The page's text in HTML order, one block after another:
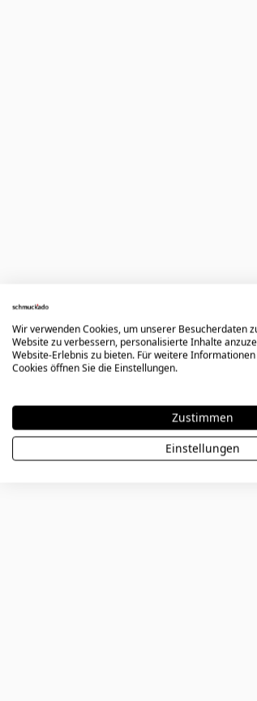
Wir verwenden Cookies, um unserer Besucherdaten
Website zu verbessern, personalisierte Inhalte
Website-Erlebnis zu bieten. Für weitere
Cookies öffnen Sie die Einstellungen.
Zustimmen
Einstellungen